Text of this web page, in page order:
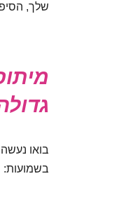
שלך,
בואו
בשמועות: